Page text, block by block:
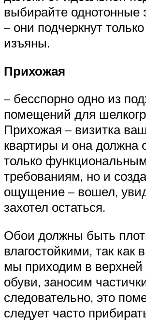
выбирайте однотонные
– они подчеркнут
изъяны.
Прихожая
– бесспорно одно из
помещений для
Прихожая – визитка
квартиры и она должна
только функциональным
требованиям, но и
ощущение – вошел,
захотел остаться.
Обои должны быть
влагостойкими, так как
мы приходим в верхней
обуви, заносим
следовательно, это
следует часто